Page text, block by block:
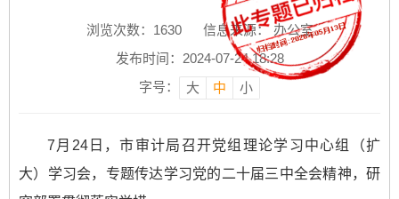
浏览次数： 1630
信息来源： 办公室
发布时间：2024-07-24 18:28
字号：
大 中 小
7月24日，市审计局召开党组理论学习中心组（扩
大）学习会，专题传达学习党的二十届三中全会精神，研